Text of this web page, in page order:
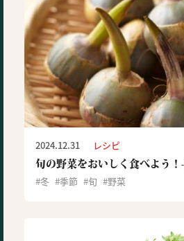
2024.12.31 レシピ
旬の野菜をおいしく食べよう！
冬 季節 旬 野菜